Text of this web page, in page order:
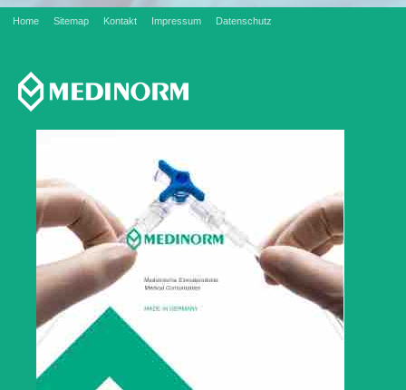
Home Sitemap Kontakt Impressum Datenschutz